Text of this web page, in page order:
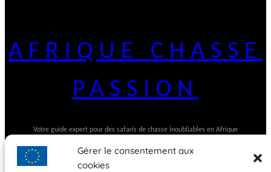
Gérer le consentement aux
cookies
AFRIQUE CHASSE
PASSION
Votre guide expert pour des safaris de chasse inoubliables en Afrique